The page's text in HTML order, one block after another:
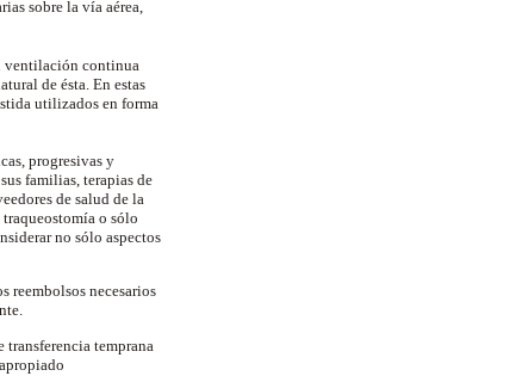
sobre la vía aérea,
ventilación continua
de ésta. En estas
utilizados en forma
progresivas y
familias, terapias de
de salud de la
traqueostomía o sólo
no sólo aspectos
reembolsos necesarios
transferencia temprana